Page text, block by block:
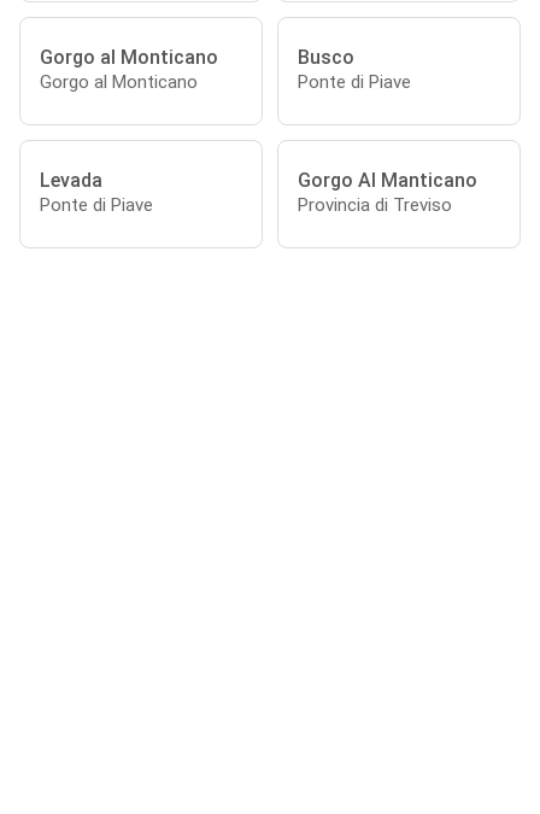
Gorgo al Monticano
Gorgo al Monticano
Busco
Ponte di Piave
Levada
Ponte di Piave
Gorgo Al Manticano
Provincia di Treviso